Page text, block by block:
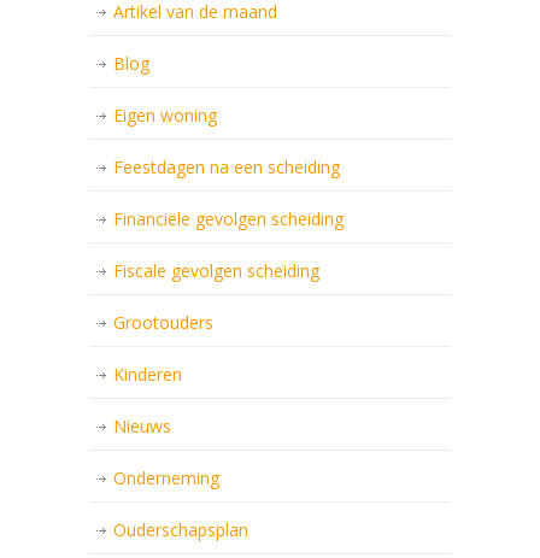
Artikel van de maand
Blog
Eigen woning
Feestdagen na een scheiding
Financiële gevolgen scheiding
Fiscale gevolgen scheiding
Grootouders
Kinderen
Nieuws
Onderneming
Ouderschapsplan